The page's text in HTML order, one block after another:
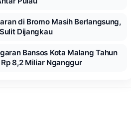
di Bromo Masih Berlangsung,
Dijangkau
Bansos Kota Malang Tahun
8,2 Miliar Nganggur